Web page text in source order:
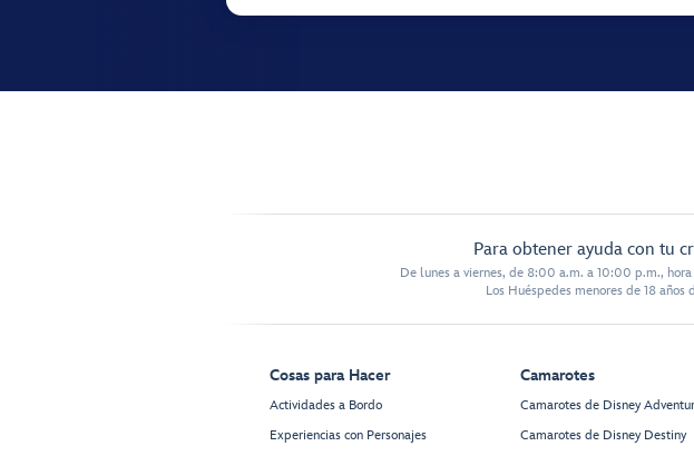
Para obtener ayuda con tu
De lunes a viernes, de 8:00 a.m. a 10:00 p.m.,
Los Huéspedes menores de 18
Cosas para Hacer
Actividades a Bordo
Experiencias con Personajes
Camarotes
Camarotes de Disney
Camarotes de Disney Destiny